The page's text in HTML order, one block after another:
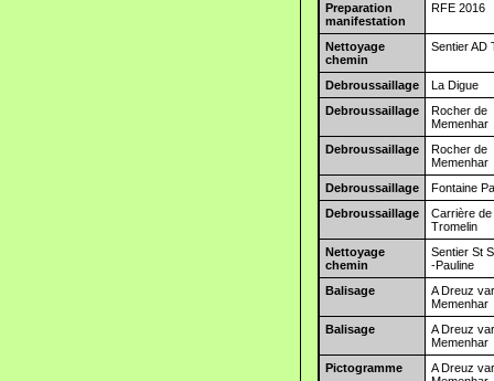
Preparation
manifestation
RFE 2016
Nettoyage
chemin
Sentier AD
Debroussaillage
La Digue
Debroussaillage
Rocher de
Memenhar
Debroussaillage
Rocher de
Memenhar
Debroussaillage
Fontaine
Debroussaillage
Carrière de
Tromelin
Nettoyage
chemin
Sentier St
-Pauline
Balisage
A Dreuz
Memenhar
Balisage
A Dreuz
Memenhar
Pictogramme
A Dreuz